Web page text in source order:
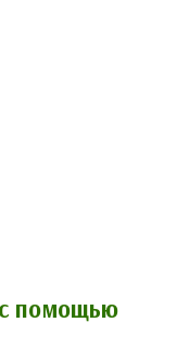
помощью